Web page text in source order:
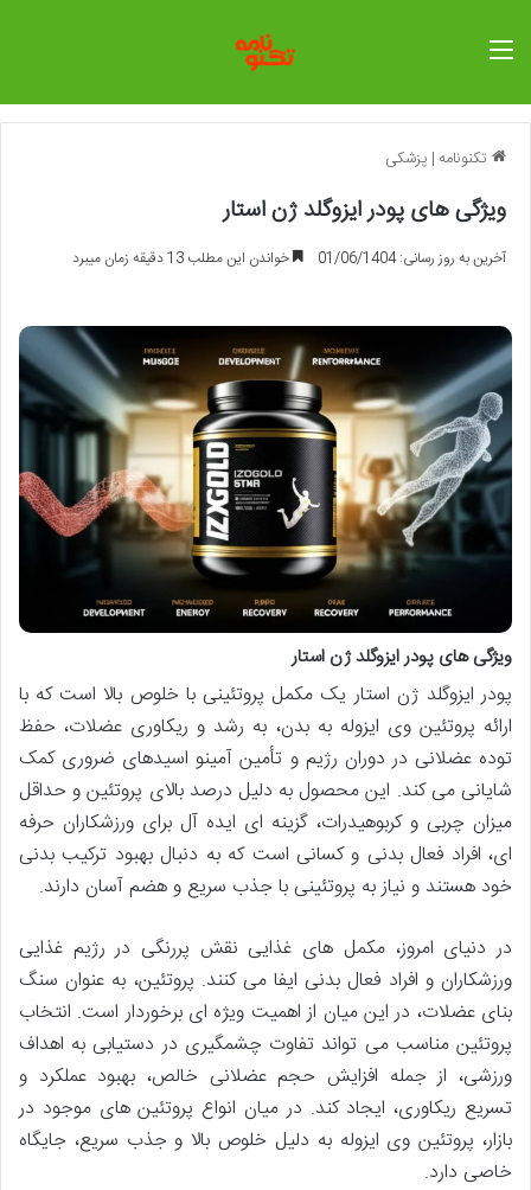
تکنونامه | پزشکی
ویژگی های پودر ایزوگلد ژن استار
آخرین به روز رسانی: 01/06/1404 خواندن این مطلب 13 دقیقه زمان میبرد
ویژگی های پودر ایزوگلد ژن استار
پودر ایزوگلد ژن استار یک مکمل پروتئینی با خلوص بالا است که با
ارائه پروتئین وی ایزوله به بدن، به رشد و ریکاوری عضلات، حفظ
توده عضلانی در دوران رژیم و تأمین آمینو اسیدهای ضروری کمک
شایانی می کند. این محصول به دلیل درصد بالای پروتئین و حداقل
میزان چربی و کربوهیدرات، گزینه ای ایده آل برای ورزشکاران حرفه
ای، افراد فعال بدنی و کسانی است که به دنبال بهبود ترکیب بدنی
خود هستند و نیاز به پروتئینی با جذب سریع و هضم آسان دارند.
در دنیای امروز، مکمل های غذایی نقش پررنگی در رژیم غذایی
ورزشکاران و افراد فعال بدنی ایفا می کنند. پروتئین، به عنوان سنگ
بنای عضلات، در این میان از اهمیت ویژه ای برخوردار است. انتخاب
پروتئین مناسب می تواند تفاوت چشمگیری در دستیابی به اهداف
ورزشی، از جمله افزایش حجم عضلانی خالص، بهبود عملکرد و
تسریع ریکاوری، ایجاد کند. در میان انواع پروتئین های موجود در
بازار، پروتئین وی ایزوله به دلیل خلوص بالا و جذب سریع، جایگاه
خاصی دارد.